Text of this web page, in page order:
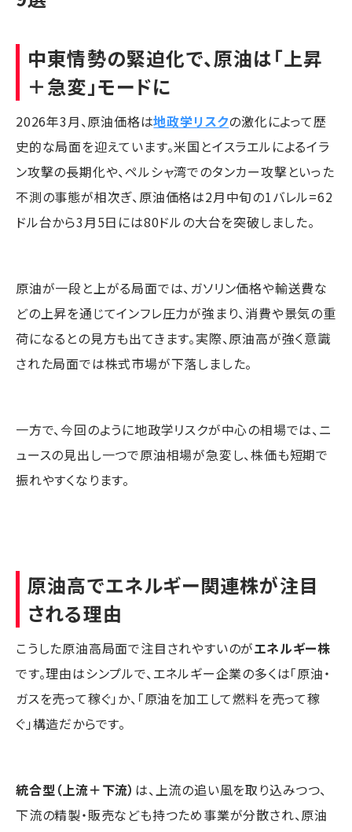
中東情勢の緊迫化で、原油は「上昇
＋急変」モードに
2026年3月、原油価格は地政学リスクの激化によって歴
史的な局面を迎えています。米国とイスラエルによるイラ
ン攻撃の長期化や、ペルシャ湾でのタンカー攻撃といった
不測の事態が相次ぎ、原油価格は2月中旬の1バレル=62
ドル台から3月5日には80ドルの大台を突破しました。
原油が一段と上がる局面では、ガソリン価格や輸送費な
どの上昇を通じてインフレ圧力が強まり、消費や景気の重
荷になるとの見方も出てきます。実際、原油高が強く意識
された局面では株式市場が下落しました。
一方で、今回のように地政学リスクが中心の相場では、ニ
ュースの見出し一つで原油相場が急変し、株価も短期で
振れやすくなります。
原油高でエネルギー関連株が注目
される理由
こうした原油高局面で注目されやすいのがエネルギー株
です。理由はシンプルで、エネルギー企業の多くは「原油・
ガスを売って稼ぐ」か、「原油を加工して燃料を売って稼
ぐ」構造だからです。
統合型（上流＋下流） は、上流の追い風を取り込みつつ、
下流の精製・販売なども持つため事業が分散され、原油